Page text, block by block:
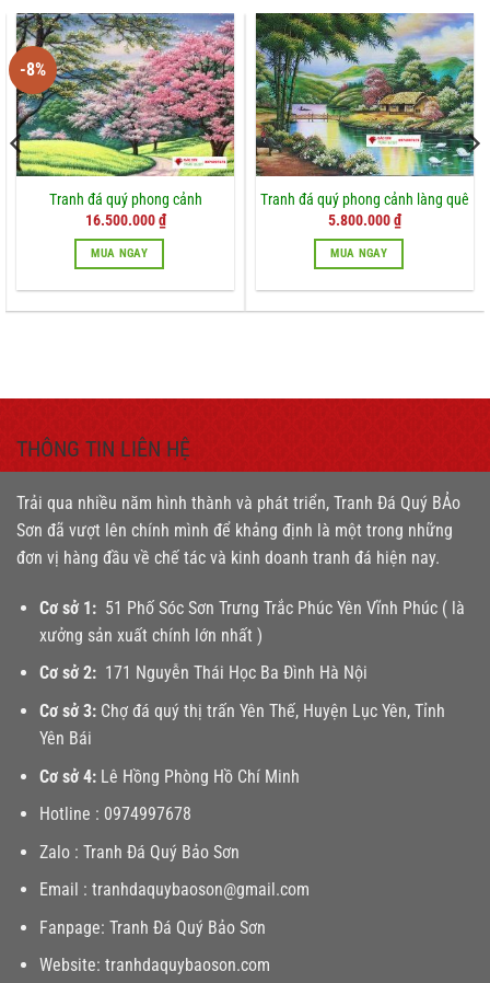
-8%
Tranh đá quý phong cảnh
Giá
là:
18.000.000 ₫.
16.500.000₫Giá
hiện
MUA NGAY
Tranh đá quý phong cảnh làng quê
5.800.000₫
MUA NGAY
THÔNG TIN LIÊN HỆ
Trải qua nhiều năm hình thành và phát triển, Tranh Đá Quý BẢo
Sơn đã vượt lên chính mình để khảng định là một trong những
đơn vị hàng đầu về chế tác và kinh doanh tranh đá hiện nay.
Cơ sở 1:51 Phố Sóc Sơn Trưng Trắc Phúc Yên Vĩnh Phúc ( là
xưởng sản xuất chính lớn nhất )
Cơ sở 2:171 Nguyễn Thái Học Ba Đình Hà Nội
Cơ sở 3:Chợ đá quý thị trấn Yên Thế, Huyện Lục Yên, Tỉnh
Yên Bái
Cơ sở 4:Lê Hồng Phòng Hồ Chí Minh
Hotline : 0974997678
Zalo : Tranh Đá Quý Bảo Sơn
Email : tranhdaquybaoson@gmail.com
Fanpage: Tranh Đá Quý Bảo Sơn
Website: tranhdaquybaoson.com